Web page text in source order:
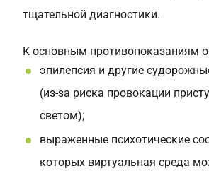
тщательной диагностики.
К основным противопоказаниям
эпилепсия и другие
(из-за риска провокации
светом);
выраженные психотические
которых виртуальная среда